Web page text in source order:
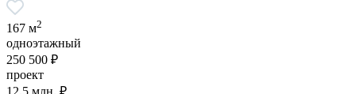
167 м2
одноэтажный
250 500 ₽
проект
12.5 млн. ₽